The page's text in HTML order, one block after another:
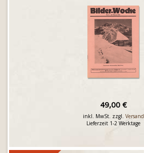
49,00 €
inkl. MwSt. zzgl. Versand
Lieferzeit 1-2 Werktage